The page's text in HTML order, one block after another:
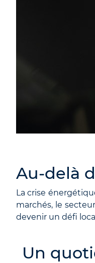
Au-delà
La crise
marchés, le
devenir un défi
Un